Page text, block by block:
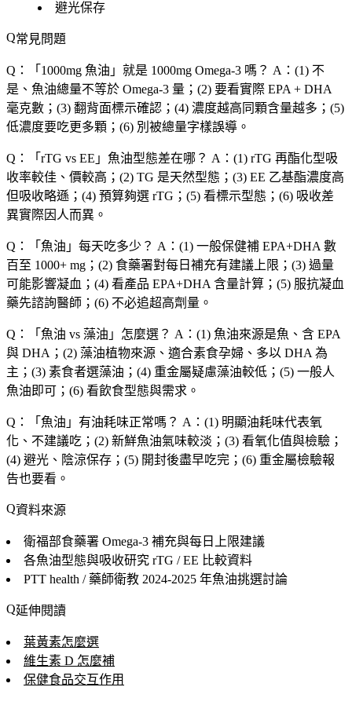
避光保存
常見問題
Q：「 1000mg 魚油 」就是 1000mg Omega-3 嗎？ A：(1) 不
是、魚油總量不等於 Omega-3 量；(2) 要看實際 EPA + DHA
毫克數；(3) 翻背面標示確認；(4) 濃度越高同顆含量越多；(5)
低濃度要吃更多顆；(6) 別被總量字樣誤導。
Q：「 rTG vs EE 」魚油型態差在哪？ A：(1) rTG 再酯化型吸
收率較佳、價較高；(2) TG 是天然型態；(3) EE 乙基酯濃度高
但吸收略遜；(4) 預算夠選 rTG；(5) 看標示型態；(6) 吸收差
異實際因人而異。
Q：「 魚油 」每天吃多少？ A：(1) 一般保健補 EPA+DHA 數
百至 1000+ mg；(2) 食藥署對每日補充有建議上限；(3) 過量
可能影響凝血；(4) 看產品 EPA+DHA 含量計算；(5) 服抗凝血
藥先諮詢醫師；(6) 不必追超高劑量。
Q：「 魚油 vs 藻油 」怎麼選？ A：(1) 魚油來源是魚、含 EPA
與 DHA；(2) 藻油植物來源、適合素食孕婦、多以 DHA 為
主；(3) 素食者選藻油；(4) 重金屬疑慮藻油較低；(5) 一般人
魚油即可；(6) 看飲食型態與需求。
Q：「 魚油 」有油耗味正常嗎？ A：(1) 明顯油耗味代表氧
化、不建議吃；(2) 新鮮魚油氣味較淡；(3) 看氧化值與檢驗；
(4) 避光、陰涼保存；(5) 開封後盡早吃完；(6) 重金屬檢驗報
告也要看。
資料來源
衛福部食藥署 Omega-3 補充與每日上限建議
各魚油型態與吸收研究 rTG / EE 比較資料
PTT health / 藥師衛教 2024-2025 年魚油挑選討論
延伸閱讀
葉黃素怎麼選
維生素 D 怎麼補
保健食品交互作用